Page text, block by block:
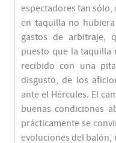
espectadores tan sólo,
en taquilla no
gastos de arbitraje,
puesto que la taquilla
recibido con una
disgusto, de los
ante el Hércules. El
buenas condiciones
prácticamente se
evoluciones del